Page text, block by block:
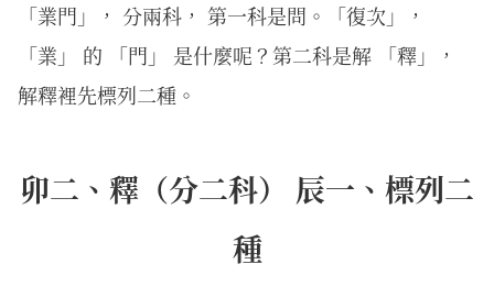
「業門」， 分兩科， 第一科是問。「復次」，
「業」 的 「門」 是什麼呢？第二科是解 「釋」，
解釋裡先標列二種。
卯二、釋（分二科） 辰一、標列二
種